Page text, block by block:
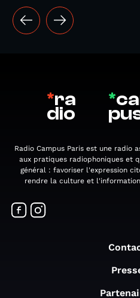
*ra
dio
*
Radio Campus Paris est une radio
aux pratiques radiophoniques et
général : favoriser l'expression
rendre la culture et